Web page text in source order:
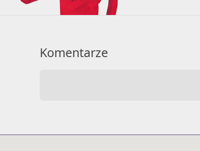
Komentarze